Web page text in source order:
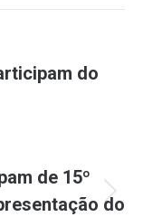
do
de 15º
do